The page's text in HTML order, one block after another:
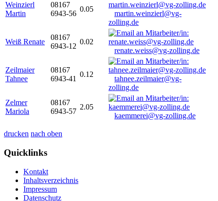
Weinzierl
Martin
08167
6943-56
0.05
martin.weinzierl@vg-
zolling.de
Weiß Renate
08167
6943-12
0.02
renate.weiss@vg-zolling.de
Zeilmaier
Tahnee
08167
6943-41
0.12
tahnee.zeilmaier@vg-
zolling.de
Zelmer
Mariola
08167
6943-57
2.05
kaemmerei@vg-zolling.de
drucken nach oben
Quicklinks
Kontakt
Inhaltsverzeichnis
Impressum
Datenschutz